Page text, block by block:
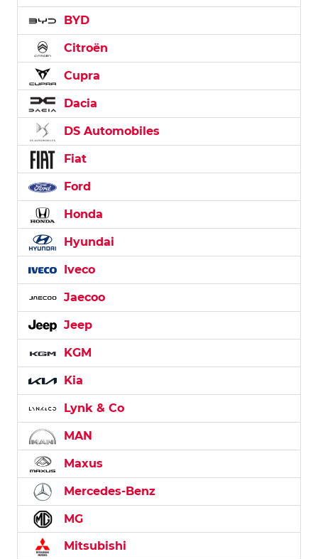
BYD
Citroën
Cupra
Dacia
DS Automobiles
Fiat
Ford
Honda
Hyundai
Iveco
Jaecoo
Jeep
KGM
Kia
Lynk & Co
MAN
Maxus
Mercedes-Benz
MG
Mitsubishi